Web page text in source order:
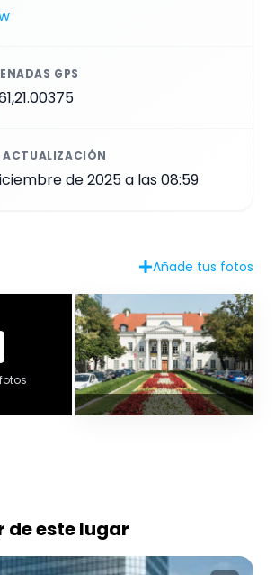
GPS
ACTUALIZACIÓN
de 2025 a las 08:59
Añade tus fotos
de este lugar